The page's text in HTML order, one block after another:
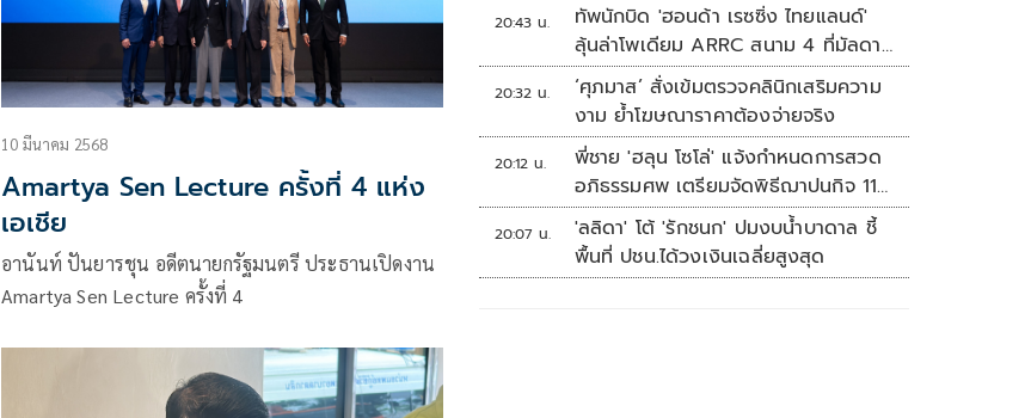
10 มีนาคม 2568
Amartya Sen Lecture ครั้งที่ 4 แห่ง
เอเชีย
อานันท์ ปันยารชุน อดีตนายกรัฐมนตรี ประธานเปิดงาน
Amartya Sen Lecture ครั้งที่ 4
20:43 น.
ทัพนักบิด 'ฮอนด้า เรซซิ่ง ไทยแลนด์'
ลุ้นล่าโพเดียม ARRC สนาม 4 ที่มัลดาลิ
กา
20:32 น.
‘ศุภมาส’ สั่งเข้มตรวจคลินิกเสริมความ
งาม ย้ำโฆษณาราคาต้องจ่ายจริง
20:12 น.
พี่ชาย 'ฮลุน โซโล่' แจ้งกำหนดการสวด
อภิธรรมศพ เตรียมจัดพิธีฌาปนกิจ 11
ส.ค.
20:07 น.
'ลลิดา' โต้ 'รักชนก' ปมงบน้ำบาดาล ชี้
พื้นที่ ปชน.ได้วงเงินเฉลี่ยสูงสุด